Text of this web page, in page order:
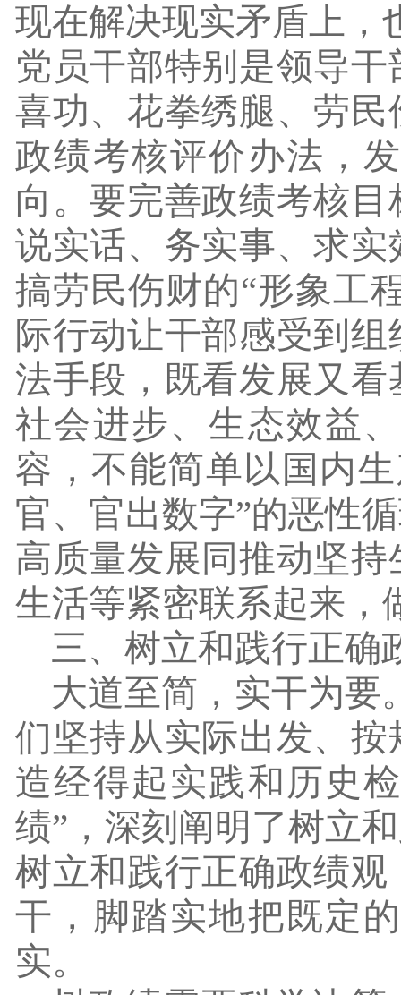
现在解决现实矛盾上，
党员干部特别是领导
喜功、花拳绣腿、劳
政绩考核评价办法，
向。要完善政绩考核
说实话、务实事、求
搞劳民伤财的“形象工
际行动让干部感受到
法手段，既看发展又
社会进步、生态效益
容，不能简单以国内
官、官出数字”的恶性
高质量发展同推动坚
生活等紧密联系起来，
三、树立和践行正确
大道至简，实干为要
们坚持从实际出发、
造经得起实践和历史
绩”，深刻阐明了树立
树立和践行正确政绩
干，脚踏实地把既定
实。